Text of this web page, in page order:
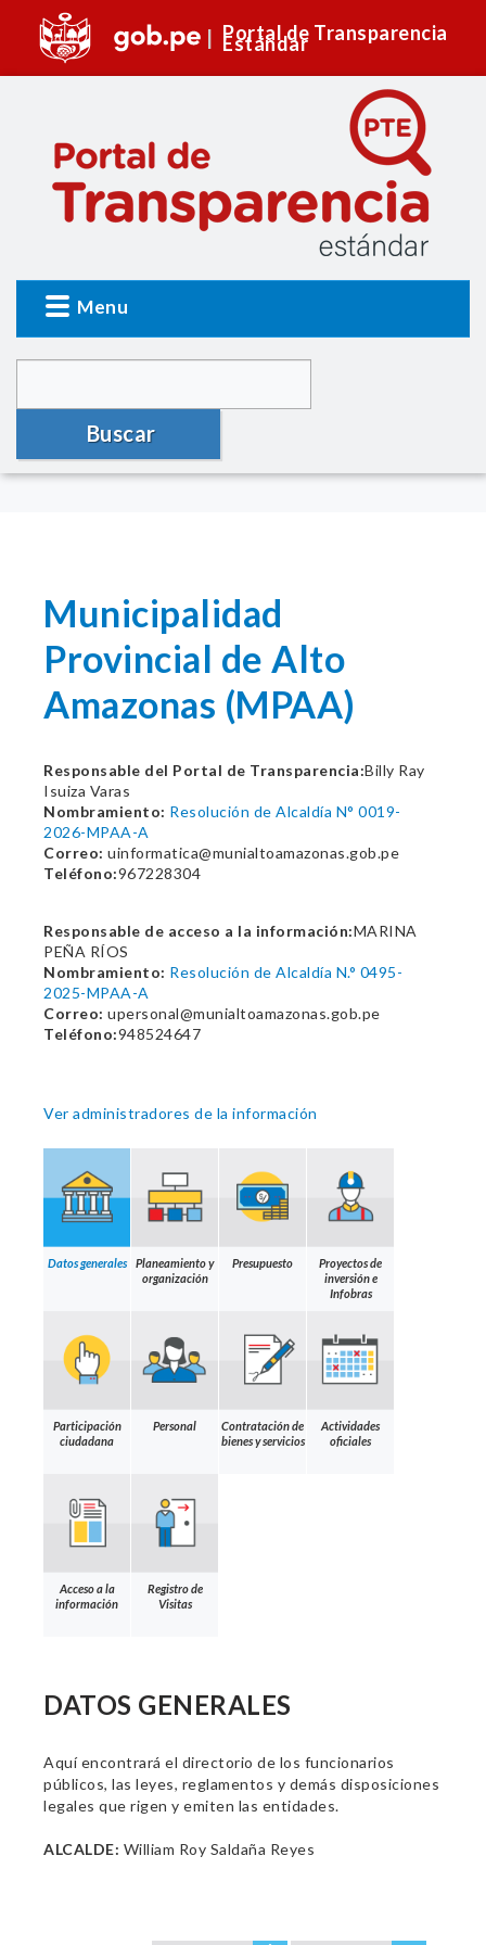
Portal de Transparencia
Estándar
Menu
Buscar
Municipalidad
Provincial de Alto
Amazonas (MPAA)
Responsable del Portal de Transparencia:Billy Ray
Isuiza Varas
Nombramiento: Resolución de Alcaldía N° 0019-
2026-MPAA-A
Correo: uinformatica@munialtoamazonas.gob.pe
Teléfono:967228304
Responsable de acceso a la información:MARINA
PEÑA RÍOS
Nombramiento: Resolución de Alcaldía N.° 0495-
2025-MPAA-A
Correo: upersonal@munialtoamazonas.gob.pe
Teléfono:948524647
Ver administradores de la información
Datos generales
Planeamiento y
organización
Presupuesto
Proyectos de
inversión e
Infobras
Participación
ciudadana
Personal
Contratación de
bienes y servicios
Actividades
oficiales
Acceso a la
información
Registro de
Visitas
DATOS GENERALES
Aquí encontrará el directorio de los funcionarios
públicos, las leyes, reglamentos y demás disposiciones
legales que rigen y emiten las entidades.
ALCALDE: William Roy Saldaña Reyes